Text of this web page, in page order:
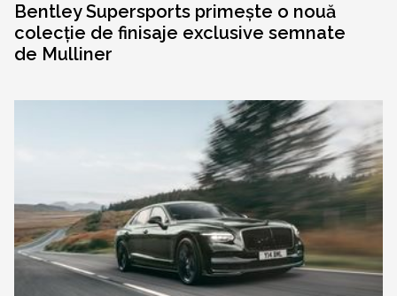
Bentley Supersports primește o nouă
colecție de finisaje exclusive semnate
de Mulliner